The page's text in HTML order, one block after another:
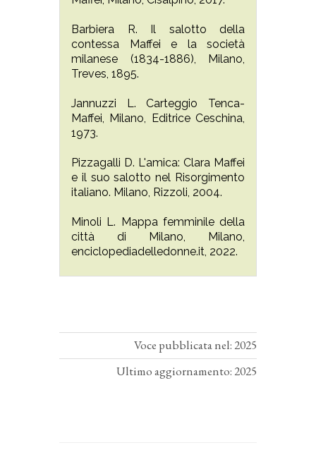
Barbiera R. Il salotto della
contessa Maffei e la società
milanese (1834-1886), Milano,
Treves, 1895.
Jannuzzi L. Carteggio Tenca-
Maffei, Milano, Editrice Ceschina,
1973.
Pizzagalli D. L'amica: Clara Maffei
e il suo salotto nel Risorgimento
italiano. Milano, Rizzoli, 2004.
Minoli L. Mappa femminile della
città di Milano, Milano,
enciclopediadelledonne.it, 2022.
Voce pubblicata nel: 2025
Ultimo aggiornamento: 2025